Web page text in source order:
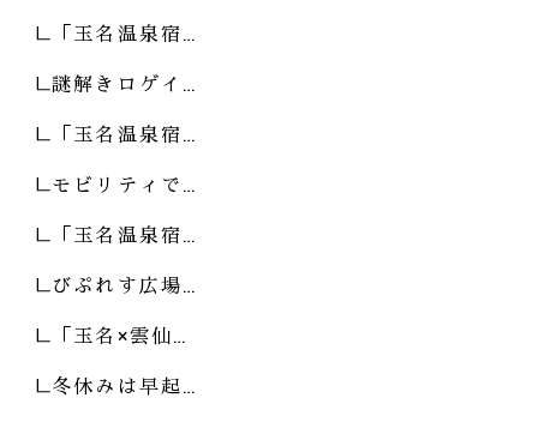
「玉名温泉宿…
謎解きロゲイ…
「玉名温泉宿…
モビリティで…
「玉名温泉宿…
びぷれす広場…
「玉名×雲仙…
冬休みは早起…